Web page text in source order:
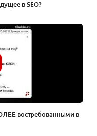
в SEO?
востребованными в